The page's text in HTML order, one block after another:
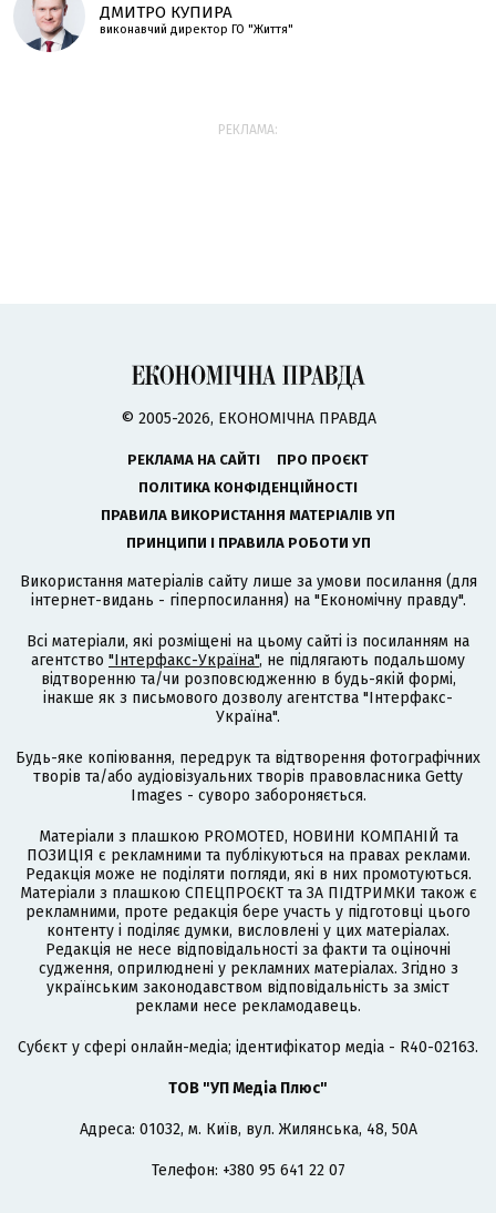
ДМИТРО КУПИРА
виконавчий директор ГО "Життя"
РЕКЛАМА:
© 2005-2026, ЕКОНОМІЧНА ПРАВДА
РЕКЛАМА НА САЙТІ
ПРО ПРОЄКТ
ПОЛІТИКА КОНФІДЕНЦІЙНОСТІ
ПРАВИЛА ВИКОРИСТАННЯ МАТЕРІАЛІВ УП
ПРИНЦИПИ І ПРАВИЛА РОБОТИ УП
Використання матеріалів сайту лише за умови посилання (для
інтернет-видань - гіперпосилання) на "Економічну правду".
Всі матеріали, які розміщені на цьому сайті із посиланням на
агентство "Інтерфакс-Україна", не підлягають подальшому
відтворенню та/чи розповсюдженню в будь-якій формі,
інакше як з письмового дозволу агентства "Інтерфакс-
Україна".
Будь-яке копіювання, передрук та відтворення фотографічних
творів та/або аудіовізуальних творів правовласника Getty
Images - суворо забороняється.
Матеріали з плашкою PROMOTED, НОВИНИ КОМПАНІЙ та
ПОЗИЦІЯ є рекламними та публікуються на правах реклами.
Редакція може не поділяти погляди, які в них промотуються.
Матеріали з плашкою СПЕЦПРОЄКТ та ЗА ПІДТРИМКИ також є
рекламними, проте редакція бере участь у підготовці цього
контенту і поділяє думки, висловлені у цих матеріалах.
Редакція не несе відповідальності за факти та оціночні
судження, оприлюднені у рекламних матеріалах. Згідно з
українським законодавством відповідальність за зміст
реклами несе рекламодавець.
Cубєкт у сфері онлайн-медіа; ідентифікатор медіа - R40-02163.
ТОВ "УП Медіа Плюс"
Адреса: 01032, м. Київ, вул. Жилянська, 48, 50А
Телефон: +380 95 641 22 07